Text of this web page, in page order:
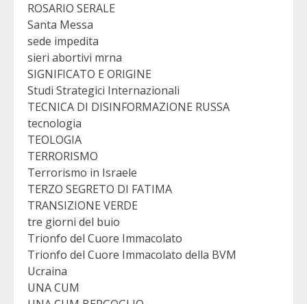
ROSARIO SERALE
Santa Messa
sede impedita
sieri abortivi mrna
SIGNIFICATO E ORIGINE
Studi Strategici Internazionali
TECNICA DI DISINFORMAZIONE RUSSA
tecnologia
TEOLOGIA
TERRORISMO
Terrorismo in Israele
TERZO SEGRETO DI FATIMA
TRANSIZIONE VERDE
tre giorni del buio
Trionfo del Cuore Immacolato
Trionfo del Cuore Immacolato della BVM
Ucraina
UNA CUM